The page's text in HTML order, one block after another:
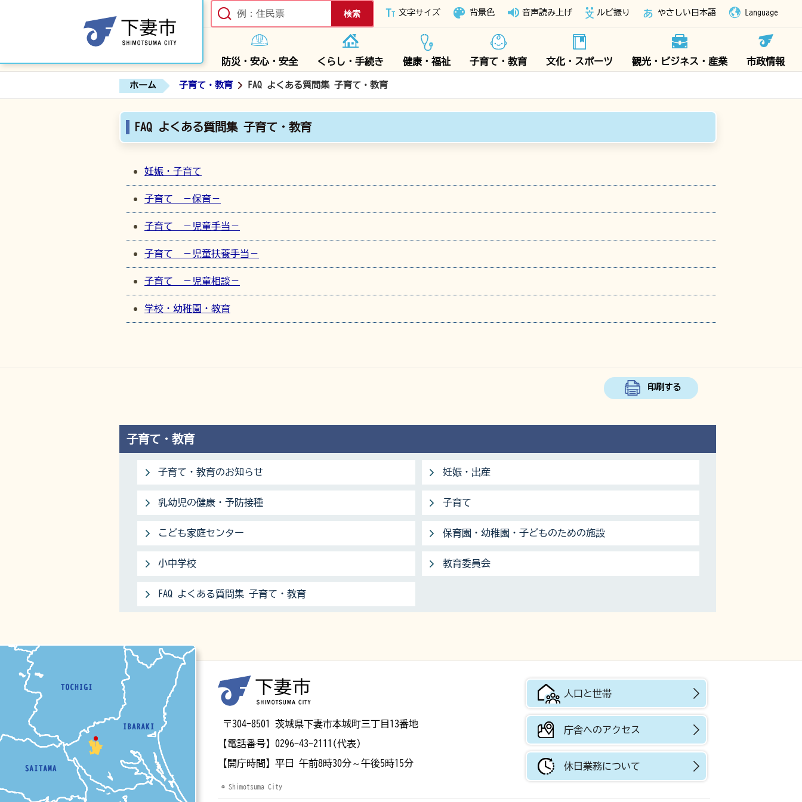
下妻市ホームページ
文字サイズ 背景色 音声読み上げ ルビ振り やさしい日本語 Language
防災・安心・安全 くらし・手続き 健康・福祉 子育て・教育 文化・スポーツ 観光・ビジネス・産業 市政情報
ホーム 子育て・教育 FAQ よくある質問集 子育て・教育
FAQ よくある質問集 子育て・教育
妊娠・子育て
子育て －保育－
子育て －児童手当－
子育て －児童扶養手当－
子育て －児童相談－
学校・幼稚園・教育
印刷する
子育て・教育
子育て・教育のお知らせ 妊娠・出産
乳幼児の健康・予防接種 子育て
こども家庭センター 保育園・幼稚園・子どものための施設
小中学校 教育委員会
FAQ よくある質問集 子育て・教育
〒304-8501 茨城県下妻市本城町三丁目13番地
【電話番号】 0296-43-2111(代表)
【開庁時間】 平日 午前8時30分～午後5時15分
© Shimotsuma City
人口と世帯
庁舎へのアクセス
休日業務について